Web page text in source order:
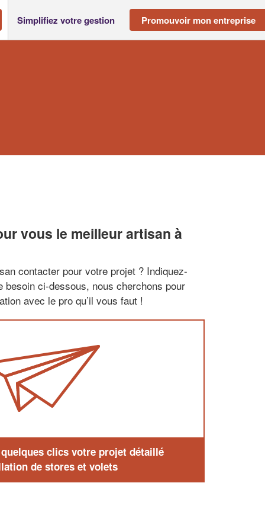
Simplifiez votre gestion Promouvoir mon entreprise
vous le meilleur artisan à
contacter pour votre projet ? Indiquez-
besoin ci-dessous, nous cherchons pour
avec le pro qu’il vous faut !
clics votre projet détaillé
de stores et volets